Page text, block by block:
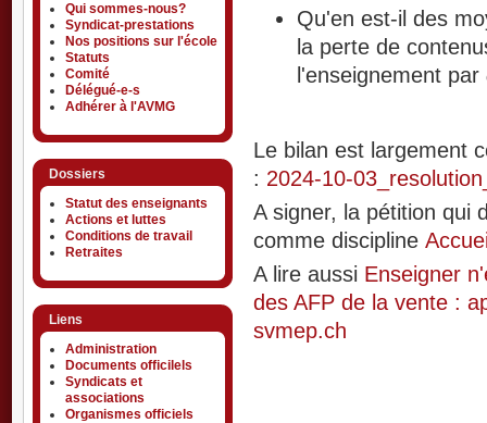
Qui sommes-nous?
Syndicat-prestations
Nos positions sur l'école
Statuts
Comité
Délégué-e-s
Adhérer à l'AVMG
Dossiers
Statut des enseignants
Actions et luttes
Conditions de travail
Retraites
Liens
Administration
Documents officilels
Syndicats et
associations
Organismes officiels
Qu'en est-il des
la perte de
l'enseignement par
Le bilan est largement
: 2024-10-
A signer, la pétition qui
comme discipline
A lire aussi Enseigner
des AFP de la vente :
svmep.ch